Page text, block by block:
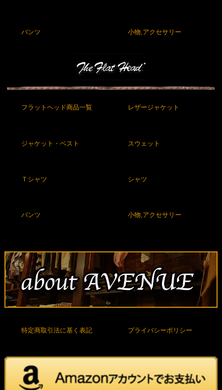
パンツ 小物,アクセサリー
フラットヘッド商品一覧 レザージャケット
ジャケット・ベスト スウェット
Ｔシャツ シャツ
パンツ 小物,アクセサリー
特定商取引法に基く表記 プライバシーポリシー